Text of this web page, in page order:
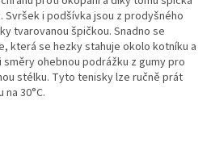
i podšívka jsou z prodyšného
tvarovanou špičkou. Snadno se
která se hezky stahuje okolo kotníku a
směry ohebnou podrážku z gumy pro
stélku. Tyto tenisky lze ručně prát
30°C.